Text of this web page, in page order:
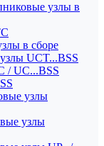
узлы в
в сборе
UCT...BSS
/ UC...BSS
узлы
узлы